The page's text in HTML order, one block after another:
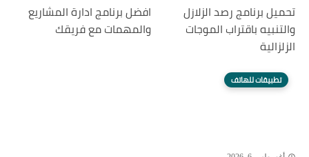
تحميل برنامج رصد الزلازل
والتنبيه باقتراب الموجات
الزلزالية
افضل برنامج ادارة المشاريع
والمهمات مع فريقك
تطبيقات للهاتف